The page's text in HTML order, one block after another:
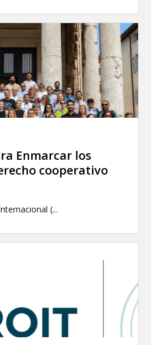
Enmarcar los
cooperativo
(...